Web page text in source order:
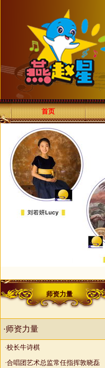
首页
师资力量
·师资力量
·校长牛诗棋
·合唱团艺术总监常任指挥敦晓磊